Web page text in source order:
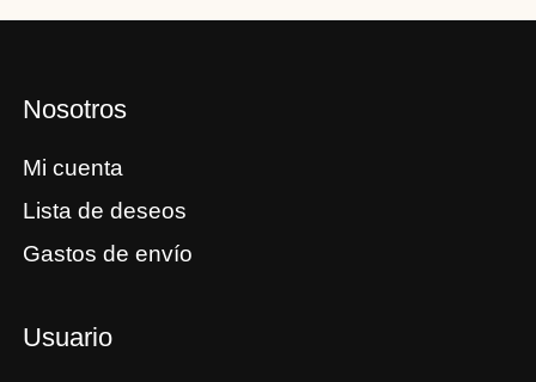
Nosotros
Mi cuenta
Lista de deseos
Gastos de envío
Usuario